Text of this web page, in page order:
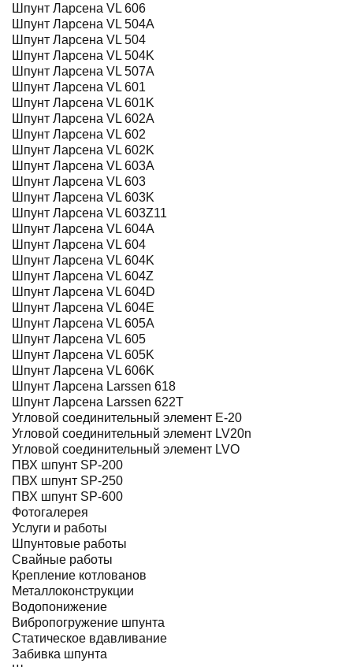
Шпунт Ларсена VL 606
Шпунт Ларсена VL 504A
Шпунт Ларсена VL 504
Шпунт Ларсена VL 504K
Шпунт Ларсена VL 507A
Шпунт Ларсена VL 601
Шпунт Ларсена VL 601K
Шпунт Ларсена VL 602A
Шпунт Ларсена VL 602
Шпунт Ларсена VL 602K
Шпунт Ларсена VL 603A
Шпунт Ларсена VL 603
Шпунт Ларсена VL 603K
Шпунт Ларсена VL 603Z11
Шпунт Ларсена VL 604A
Шпунт Ларсена VL 604
Шпунт Ларсена VL 604K
Шпунт Ларсена VL 604Z
Шпунт Ларсена VL 604D
Шпунт Ларсена VL 604E
Шпунт Ларсена VL 605A
Шпунт Ларсена VL 605
Шпунт Ларсена VL 605K
Шпунт Ларсена VL 606K
Шпунт Ларсена Larssen 618
Шпунт Ларсена Larssen 622T
Угловой соединительный элемент Е-20
Угловой соединительный элемент LV20n
Угловой соединительный элемент LVO
ПВХ шпунт SP-200
ПВХ шпунт SP-250
ПВХ шпунт SP-600
Фотогалерея
Услуги и работы
Шпунтовые работы
Свайные работы
Крепление котлованов
Металлоконструкции
Водопонижение
Вибропогружение шпунта
Статическое вдавливание
Забивка шпунта